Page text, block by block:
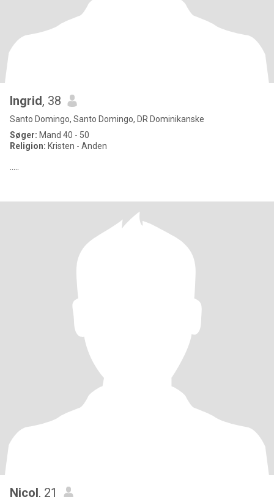
Ingrid, 38
Santo Domingo, Santo Domingo, DR Dominikanske
Søger: Mand 40 - 50
Religion: Kristen - Anden
Nicol, 21